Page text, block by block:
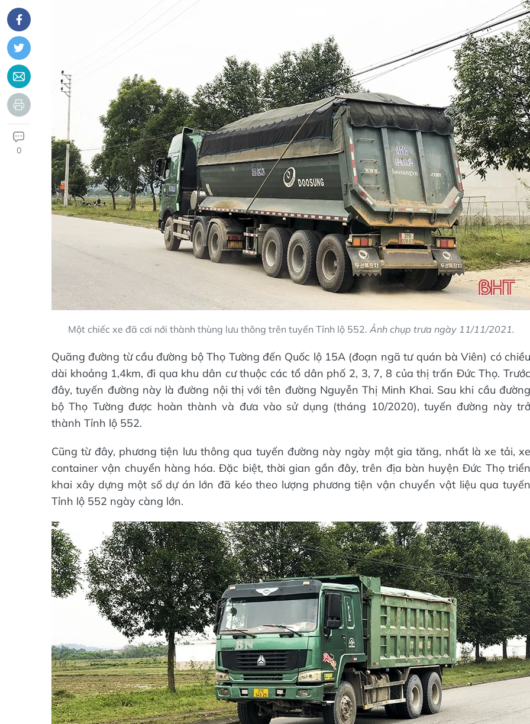
0
Một chiếc xe đã cơi nới thành thùng lưu thông trên tuyến Tỉnh lộ 552. Ảnh chụp trưa ngày 11/11/2021.
Quãng đường từ cầu đường bộ Thọ Tường đến Quốc lộ 15A (đoạn ngã tư quán bà Viên) có chiều
dài khoảng 1,4km, đi qua khu dân cư thuộc các tổ dân phố 2, 3, 7, 8 của thị trấn Đức Thọ. Trước
đây, tuyến đường này là đường nội thị với tên đường Nguyễn Thị Minh Khai. Sau khi cầu đường
bộ Thọ Tường được hoàn thành và đưa vào sử dụng (tháng 10/2020), tuyến đường này trở
thành Tỉnh lộ 552.
Cũng từ đây, phương tiện lưu thông qua tuyến đường này ngày một gia tăng, nhất là xe tải, xe
container vận chuyển hàng hóa. Đặc biệt, thời gian gần đây, trên địa bàn huyện Đức Thọ triển
khai xây dựng một số dự án lớn đã kéo theo lượng phương tiện vận chuyển vật liệu qua tuyến
Tỉnh lộ 552 ngày càng lớn.